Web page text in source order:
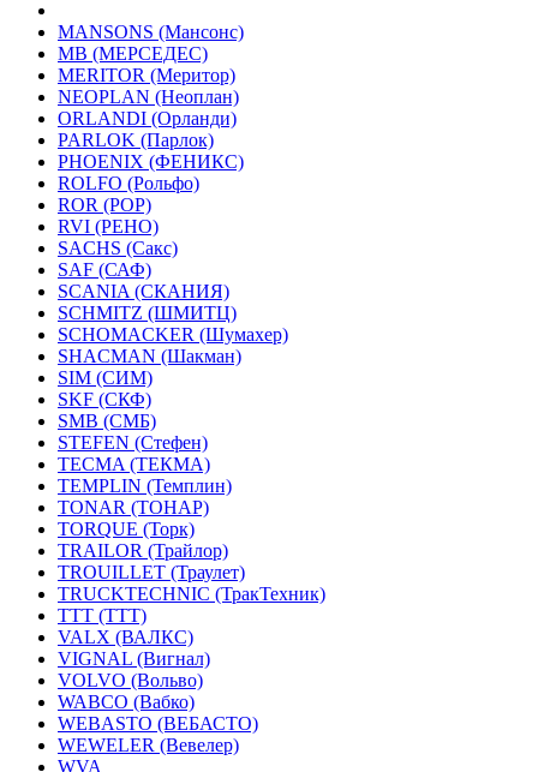
MANSONS (Мансонс)
MB (МЕРСЕДЕС)
MERITOR (Меритор)
NEOPLAN (Неоплан)
ORLANDI (Орланди)
PARLOK (Парлок)
PHOENIX (ФЕНИКС)
ROLFO (Рольфо)
ROR (РОР)
RVI (РЕНО)
SACHS (Сакс)
SAF (САФ)
SCANIA (СКАНИЯ)
SCHMITZ (ШМИТЦ)
SCHOMACKER (Шумахер)
SHACMAN (Шакман)
SIM (СИМ)
SKF (СКФ)
SMB (СМБ)
STEFEN (Стефен)
TECMA (ТЕКМА)
TEMPLIN (Темплин)
TONAR (ТОНАР)
TORQUE (Торк)
TRAILOR (Трайлор)
TROUILLET (Траулет)
TRUCKTECHNIC (ТракТехник)
TTT (ТТТ)
VALX (ВАЛКС)
VIGNAL (Вигнал)
VOLVO (Вольво)
WABCO (Вабко)
WEBASTO (ВЕБАСТО)
WEWELER (Вевелер)
WVA